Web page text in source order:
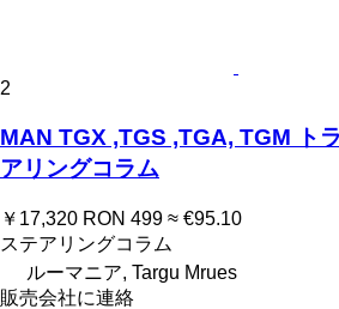
2
MAN TGX ,TGS ,TGA, TGM ト
アリングコラム
￥17,320 RON 499 ≈ €95.10
ステアリングコラム
ルーマニア, Targu Mrues
販売会社に連絡